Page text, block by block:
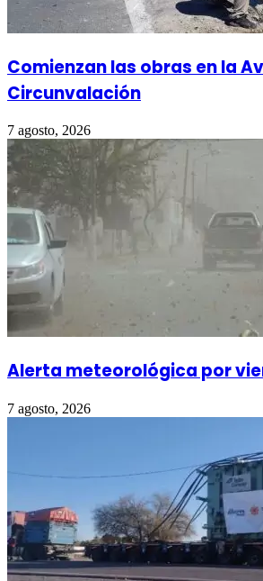
Comienzan las obras en la
Circunvalación
7 agosto, 2026
Alerta meteorológica por
7 agosto, 2026